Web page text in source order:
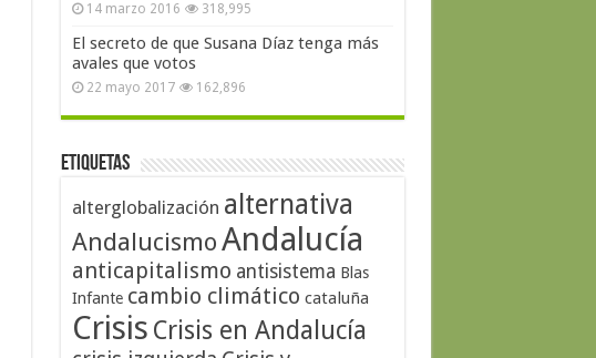
14 marzo 2016 318,995
El secreto de que Susana Díaz tenga más
avales que votos
22 mayo 2017 162,896
Etiquetas
alterglobalización alternativa
AndalucismoAndalucía
anticapitalismo antisistema Blas
Infante cambio climático cataluña
Crisis Crisis en Andalucía